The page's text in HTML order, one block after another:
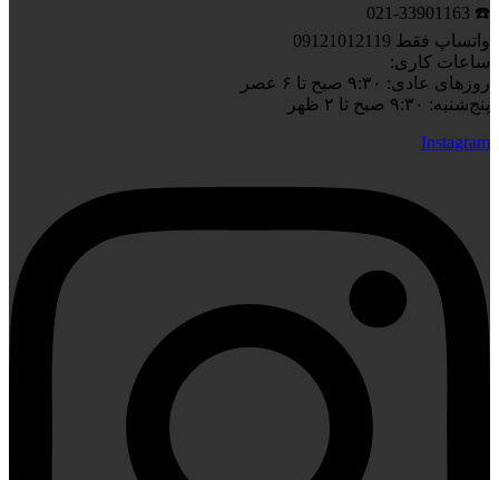
☎️ 021-33901163
واتساپ فقط 09121012119
ساعات کاری:
روزهای عادی: ۹:۳۰ صبح تا ۶ عصر
پنج‌شنبه: ۹:۳۰ صبح تا ۲ ظهر
Instagram